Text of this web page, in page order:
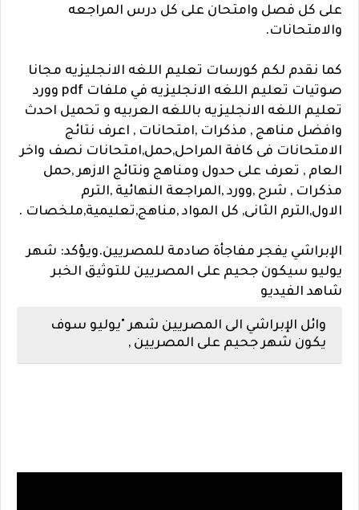
على كل فصل وامتحان على كل درس المراجعه
والامتحانات.
كما نقدم لكم كورسات تعليم اللغه الانجليزيه مجانا
صوتيات تعليم اللغه الانجليزيه في ملفات pdf وورد
تعليم اللغه الانجليزيه باللغه العربيه و تحميل احدث
وافضل مناهج , مذكرات ,امتحانات , اعرف نتائج
الامتحانات فى كافة المراحل,حمل,امتحانات نصف واخر
العام , تعرف على حدول ومناهج ونتائج الازهر ,حمل
مذكرات , شرح ,وورد ,المراجعة النهائية ,الترم
الاول,الترم الثانى, كل المواد ,مناهج,تعليمية,ملخصات .
الإبراشي يفجر مفاجأة صادمة للمصريين.ويؤكد: شهر
يوليو سيكون جحيم على المصريين للتوثيق الخبر
شاهد الفيديو
وائل الإبراشي الى المصريين شهر "يوليو سوف
يكون شهر جحيم على المصريين ,